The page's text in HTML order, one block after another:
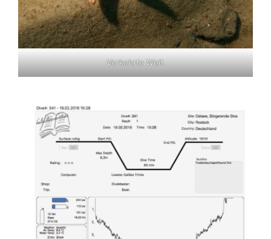
Verkehrte Welt.